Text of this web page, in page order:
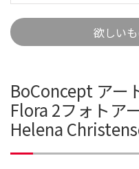
欲しい
BoConcept アー
Flora 2フォトア
Helena